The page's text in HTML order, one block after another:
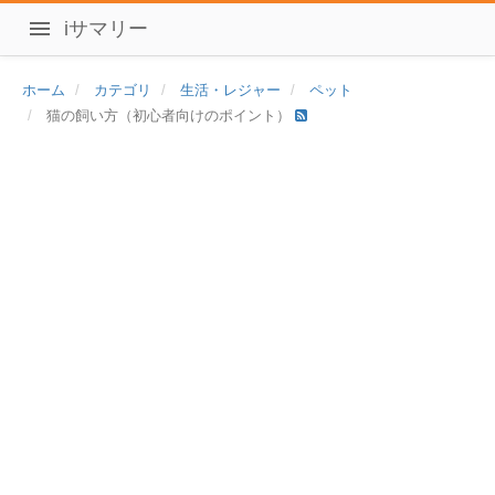
iサマリー
ホーム カテゴリ 生活・レジャー
ペット
猫の飼い方（初心者向けのポイント）